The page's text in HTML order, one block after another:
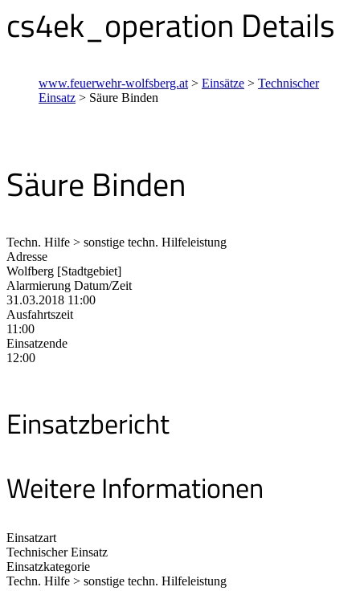
cs4ek_operation Details
www.feuerwehr-wolfsberg.at > Einsätze > Technischer
Einsatz > Säure Binden
Säure Binden
Techn. Hilfe > sonstige techn. Hilfeleistung
Adresse
Wolfberg [Stadtgebiet]
Alarmierung Datum/Zeit
31.03.2018 11:00
Ausfahrtszeit
11:00
Einsatzende
12:00
Einsatzbericht
Weitere Informationen
Einsatzart
Technischer Einsatz
Einsatzkategorie
Techn. Hilfe > sonstige techn. Hilfeleistung